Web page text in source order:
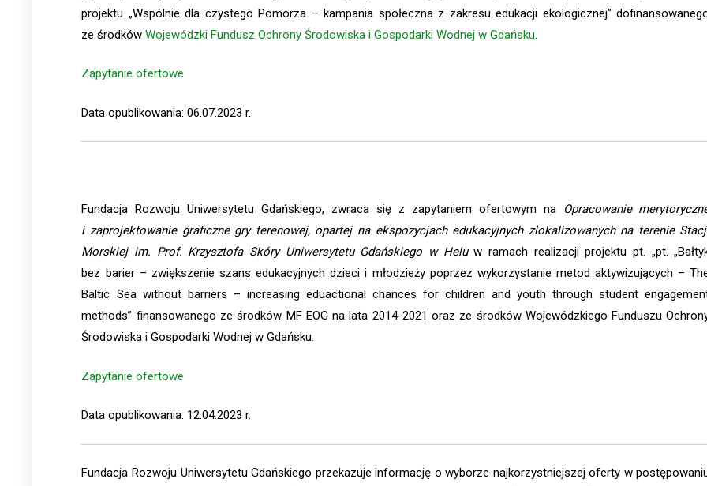
projektu „Wspólnie dla czystego Pomorza – kampania społeczna z zakresu edukacji ekologicznej”
ze środkówWojewódzki Fundusz Ochrony Środowiska i Gospodarki Wodnej w Gdańsku.
Zapytanie ofertowe
Data opublikowania: 06.07.2023 r.
Fundacja Rozwoju Uniwersytetu Gdańskiego, zwraca się z zapytaniem ofertowym na
Opracowanie
i zaprojektowanie graficzne gry terenowej, opartej na ekspozycjach edukacyjnych zlokalizowanych na terenie
Morskiej im. Prof. Krzysztofa Skóry Uniwersytetu Gdańskiego w Heluw ramach realizacji projektu pt. „pt.
bez barier – zwiększenie szans edukacyjnych dzieci i młodzieży poprzez wykorzystanie metod aktywizujących –
Baltic Sea without barriers – increasing eduactional chances for children and youth through student
methods” finansowanego ze środków MF EOG na lata 2014-2021 oraz ze środków Wojewódzkiego Funduszu
Środowiska i Gospodarki Wodnej w Gdańsku.
Zapytanie ofertowe
Data opublikowania: 12.04.2023 r.
Fundacja Rozwoju Uniwersytetu Gdańskiego przekazuje informację o wyborze najkorzystniejszej oferty w